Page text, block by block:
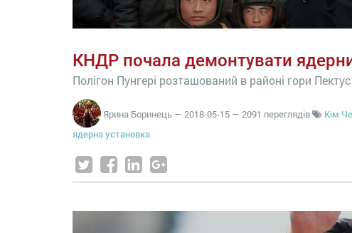
КНДР почала демонтувати
Полігон Пунгері розташований в районі гори
Ярина Боринець — 2018-05-15 — 2091 переглядів Кім
ядерна установка